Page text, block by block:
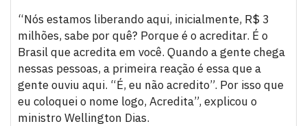
“Nós estamos liberando aqui, inicialmente, R$ 3
milhões, sabe por quê? Porque é o acreditar. É o
Brasil que acredita em você. Quando a gente chega
nessas pessoas, a primeira reação é essa que a
gente ouviu aqui. “É, eu não acredito”. Por isso que
eu coloquei o nome logo, Acredita”, explicou o
ministro Wellington Dias.